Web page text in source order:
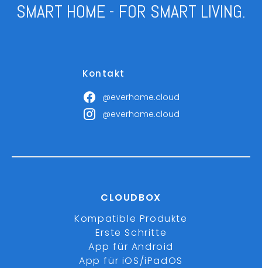
SMART HOME - FOR SMART LIVING.
Kontakt
@everhome.cloud
@everhome.cloud
CLOUDBOX
Kompatible Produkte
Erste Schritte
App für Android
App für iOS/iPadOS